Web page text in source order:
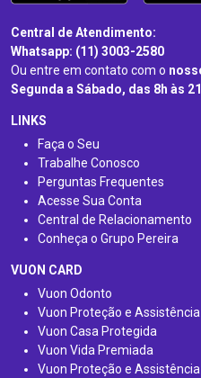
Central de Atendimento:
Whatsapp: (11) 3003-2580
Ou entre em contato com o
Segunda a Sábado, das 8h às
LINKS
Faça o Seu
Trabalhe Conosco
Perguntas Frequentes
Acesse Sua Conta
Central de Relacionamento
Conheça o Grupo Pereira
VUON CARD
Vuon Odonto
Vuon Proteção e
Vuon Casa Protegida
Vuon Vida Premiada
Vuon Proteção e